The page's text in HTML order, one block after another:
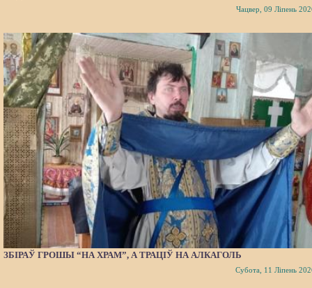
Чацвер, 09 Ліпень
ЗБІРАЎ ГРОШЫ “НА ХРАМ”, А ТРАЦІЎ НА АЛКАГОЛЬ
Субота, 11 Ліпень